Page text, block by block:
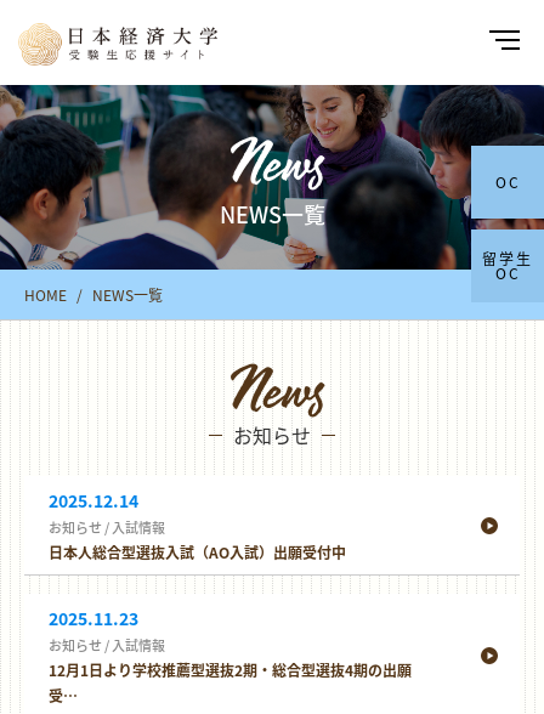
OC
留学生
OC
News
NEWS一覧
HOME NEWS一覧
News
お知らせ
2025.12.14
お知らせ / 入試情報
日本人総合型選抜入試（AO入試）出願受付中
2025.11.23
お知らせ / 入試情報
12月1日より学校推薦型選抜2期・総合型選抜4期の出願
受…